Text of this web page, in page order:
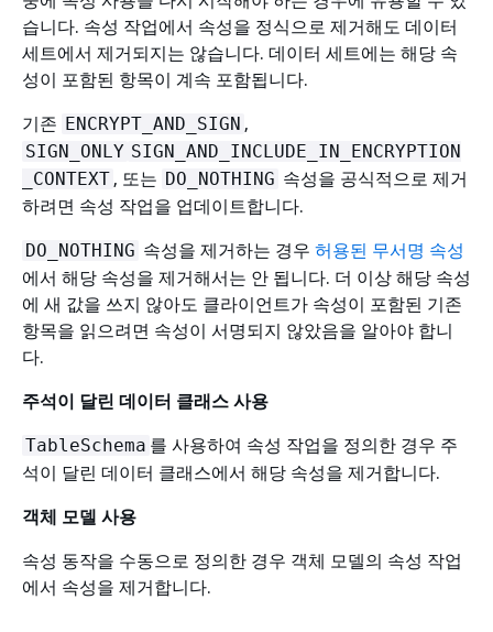
습니다. 속성 작업에서 속성을 정식으로 제거해도 데이터
세트에서 제거되지는 않습니다. 데이터 세트에는 해당 속
성이 포함된 항목이 계속 포함됩니다.
기존 ENCRYPT_AND_SIGN ,
SIGN_ONLY SIGN_AND_INCLUDE_IN_ENCRYPTION
_CONTEXT , 또는 DO_NOTHING 속성을 공식적으로 제거
하려면 속성 작업을 업데이트합니다.
DO_NOTHING 속성을 제거하는 경우 허용된 무서명 속성
에서 해당 속성을 제거해서는 안 됩니다. 더 이상 해당 속성
에 새 값을 쓰지 않아도 클라이언트가 속성이 포함된 기존
항목을 읽으려면 속성이 서명되지 않았음을 알아야 합니
다.
주석이 달린 데이터 클래스 사용
TableSchema 를 사용하여 속성 작업을 정의한 경우 주
석이 달린 데이터 클래스에서 해당 속성을 제거합니다.
객체 모델 사용
속성 동작을 수동으로 정의한 경우 객체 모델의 속성 작업
에서 속성을 제거합니다.